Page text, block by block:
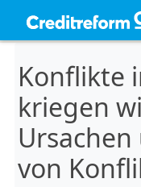
Konflikte
kriegen
von